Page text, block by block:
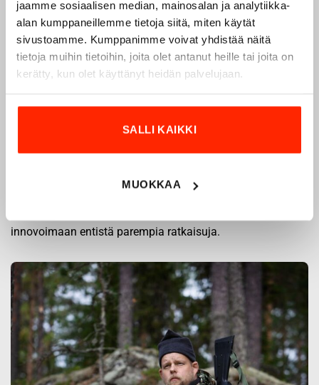
jaamme sosiaalisen median, mainosalan ja analytiikka-
alan kumppaneillemme tietoja siitä, miten käytät
sivustoamme. Kumppanimme voivat yhdistää näitä
tietoja muihin tietoihin, joita olet antanut heille tai joita on
kerätty, kun olet käyttänyt heidän palvelujaan.
SALLI KAIKKI
MUOKKAA
Origopro – Suomalainen laatumerkki vuodesta
1975
Origoproon suomalainen turvallisuus- ja
ulkoiluvaatetukseen erikoistunut yritys, joka on toiminut
puolustusvoimien ja poliisin sopimusvalmistajana.
innovoimaan entistä parempia ratkaisuja.